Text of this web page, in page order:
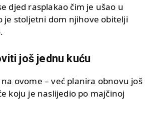
djed rasplakao čim je ušao u
je stoljetni dom njihove obitelji
još jednu kuću
ovome – već planira obnovu još
koju je naslijedio po majčinoj